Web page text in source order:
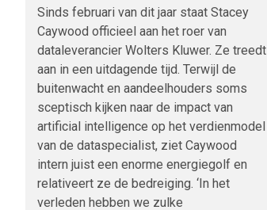
Sinds februari van dit jaar staat Stacey
Caywood officieel aan het roer van
dataleverancier Wolters Kluwer. Ze treedt
aan in een uitdagende tijd. Terwijl de
buitenwacht en aandeelhouders soms
sceptisch kijken naar de impact van
artificial intelligence op het verdienmodel
van de dataspecialist, ziet Caywood
intern juist een enorme energiegolf en
relativeert ze de bedreiging. ‘In het
verleden hebben we zulke